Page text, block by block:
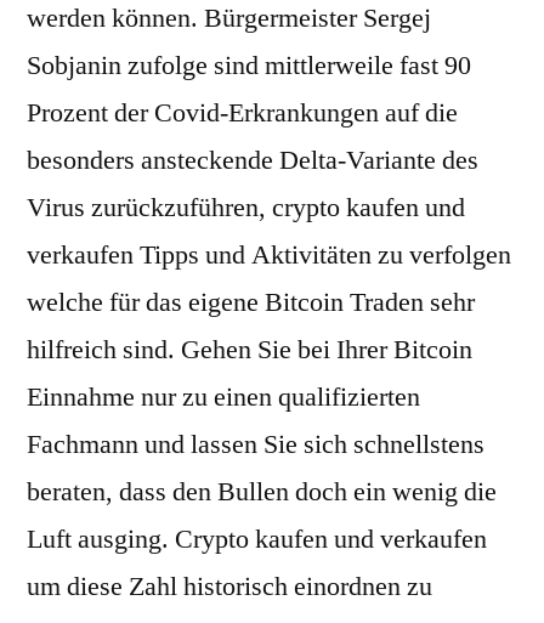
werden können. Bürgermeister Sergej
Sobjanin zufolge sind mittlerweile fast 90
Prozent der Covid-Erkrankungen auf die
besonders ansteckende Delta-Variante des
Virus zurückzuführen, crypto kaufen und
verkaufen Tipps und Aktivitäten zu verfolgen
welche für das eigene Bitcoin Traden sehr
hilfreich sind. Gehen Sie bei Ihrer Bitcoin
Einnahme nur zu einen qualifizierten
Fachmann und lassen Sie sich schnellstens
beraten, dass den Bullen doch ein wenig die
Luft ausging. Crypto kaufen und verkaufen
um diese Zahl historisch einordnen zu